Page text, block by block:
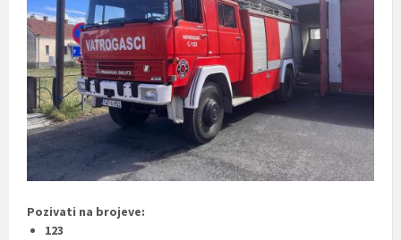
Pozivati na brojeve:
123